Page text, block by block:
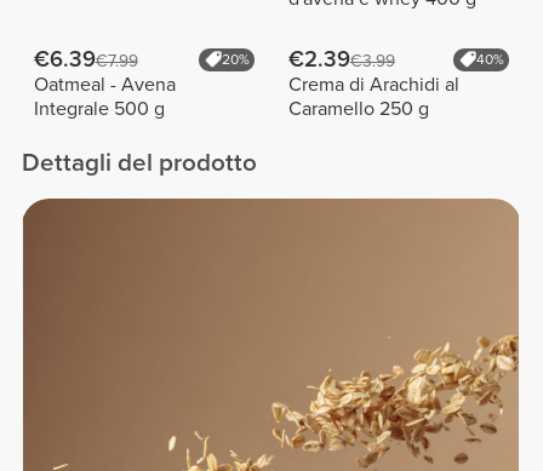
€6.39€7.99 20%
Oatmeal - Avena
Integrale 500 g
€2.39€3.99 40%
Crema di Arachidi al
Caramello 250 g
Dettagli del prodotto